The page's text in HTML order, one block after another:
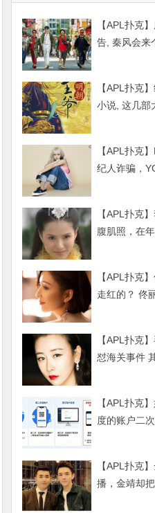
【APL扑克
告, 秦风会来
【APL扑克
小说, 这几部
【APL扑克
纪人诈骗，
【APL扑克
腹肌照，在
【APL扑克
走红的？ 佟
【APL扑克
怼海关事件
【APL扑克
度的账户二
【APL扑克
播，金靖却